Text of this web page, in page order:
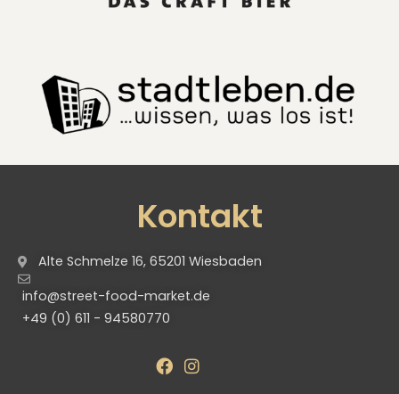
Kontakt
Alte Schmelze 16, 65201 Wiesbaden
info@street-food-market.de
+49 (0) 611 - 94580770